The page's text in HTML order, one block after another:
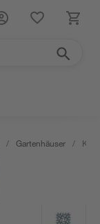
/ Gartenhäuser /